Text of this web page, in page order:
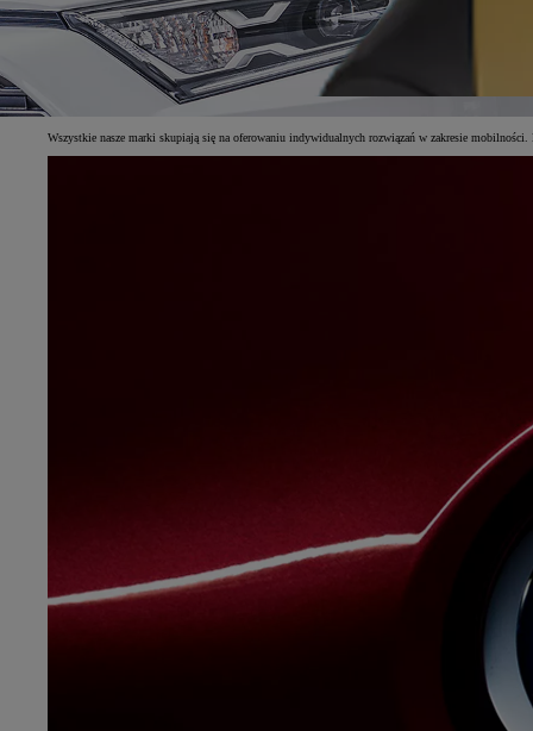
Wszystkie nasze marki skupiają się na oferowaniu indywidualnych rozwiązań w zakresie